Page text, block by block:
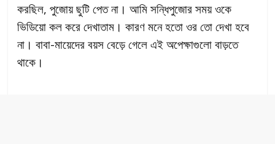
করছিল, পুজোয় ছুটি পেত না। আমি সন্ধিপুজোর সময় ওকে
ভিডিয়ো কল করে দেখাতাম। কারণ মনে হতো ওর তো দেখা হবে
না। বাবা-মায়েদের বয়স বেড়ে গেলে এই অপেক্ষাগুলো বাড়তে
থাকে।